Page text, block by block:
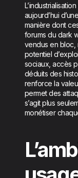
aujourd’hui
manière dont
forums du dark
vendus en bloc,
potentiel
sociaux, accès
déduits des
renforce la
permet des
s’agit plus
monétiser